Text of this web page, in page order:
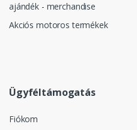
ajándék - merchandise
Akciós motoros termékek
Ügyféltámogatás
Fiókom